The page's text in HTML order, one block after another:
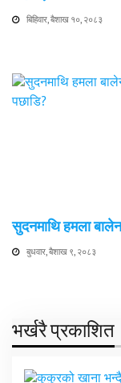
बिहिवार, बैशाख १०, २०८३
सुदनमाथि हमला
बुधवार, बैशाख ९, २०८३
भर्खरै प्रकाशित